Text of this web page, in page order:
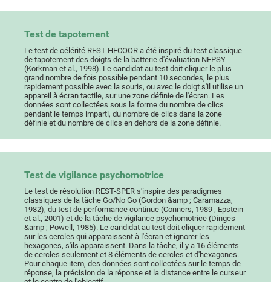
Test de tapotement
Le test de célérité REST-HECOOR a été inspiré du test classique
de tapotement des doigts de la batterie d'évaluation NEPSY
(Korkman et al., 1998). Le candidat au test doit cliquer le plus
grand nombre de fois possible pendant 10 secondes, le plus
rapidement possible avec la souris, ou avec le doigt s'il utilise un
appareil à écran tactile, sur une zone définie de l'écran. Les
données sont collectées sous la forme du nombre de clics
pendant le temps imparti, du nombre de clics dans la zone
définie et du nombre de clics en dehors de la zone définie.
Test de vigilance psychomotrice
Le test de résolution REST-SPER s'inspire des paradigmes
classiques de la tâche Go/No Go (Gordon &amp ; Caramazza,
1982), du test de performance continue (Conners, 1989 ; Epstein
et al., 2001) et de la tâche de vigilance psychomotrice (Dinges
&amp ; Powell, 1985). Le candidat au test doit cliquer rapidement
sur les cercles qui apparaissent à l'écran et ignorer les
hexagones, s'ils apparaissent. Dans la tâche, il y a 16 éléments
de cercles seulement et 8 éléments de cercles et d'hexagones.
Pour chaque item, des données sont collectées sur le temps de
réponse, la précision de la réponse et la distance entre le curseur